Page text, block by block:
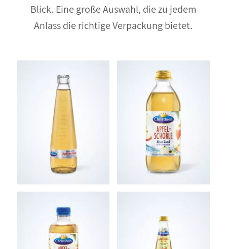
Blick. Eine große Auswahl, die zu jedem
Anlass die richtige Verpackung bietet.